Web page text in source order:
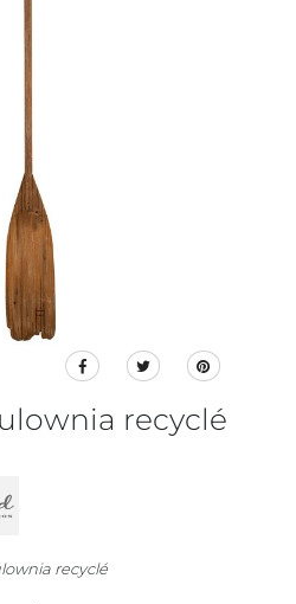
recyclé
recyclé